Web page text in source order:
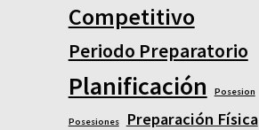
Competitivo
Periodo Preparatorio
Planificación Posesion
Posesiones Preparación Física